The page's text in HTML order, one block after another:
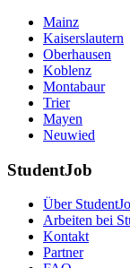
Mainz
Kaiserslautern
Oberhausen
Koblenz
Montabaur
Trier
Mayen
Neuwied
StudentJob
Über
Arbeiten bei
Kontakt
Partner